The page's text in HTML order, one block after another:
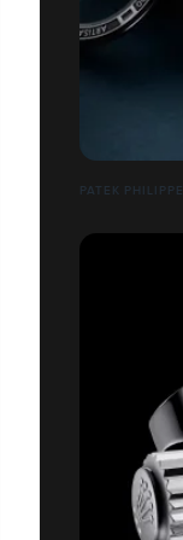
PATEK PHILIPPE